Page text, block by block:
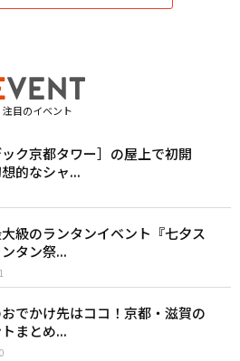
注目のイベント
ック京都タワー］の屋上で初開
的なシャ...
級のランタンイベント『七夕ス
タン祭...
でかけ先はココ！京都・滋賀の
まとめ...